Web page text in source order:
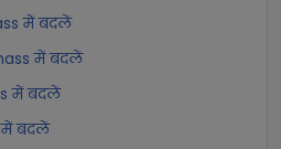
में बदलें
में बदलें
में बदलें
में बदलें